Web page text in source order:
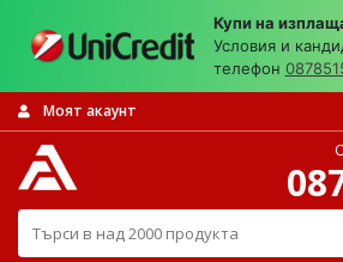
Купи на
Условия и
телефон
Моят акаунт
Търси в над 2000 продукта